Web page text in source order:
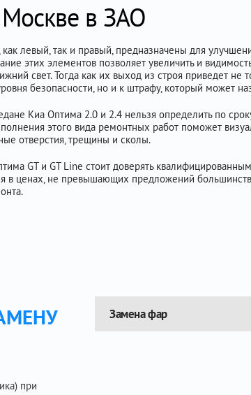
в ЗАО
левый, так и правый, предназначены для
этих элементов позволяет увеличить и
свет. Тогда как их выход из строя приведет не
безопасности, но и к штрафу, который может
Киа Оптима 2.0 и 2.4 нельзя определить по
этого вида ремонтных работ поможет
отверстия, трещины и сколы.
GT и GT Line стоит доверять
в ценах, не превышающих предложений
при
Замена фар